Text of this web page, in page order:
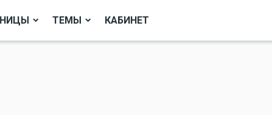
ТЕМЫ КАБИНЕТ